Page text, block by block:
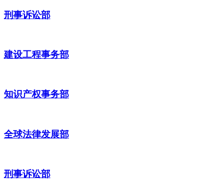
刑事诉讼部
建设工程事务部
知识产权事务部
全球法律发展部
刑事诉讼部